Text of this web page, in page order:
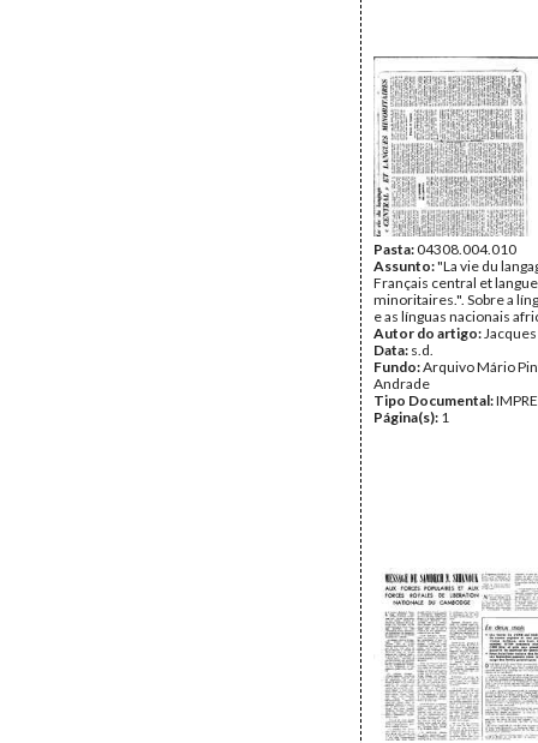
Pasta:04308.004.010
Assunto:"La vie du
Français central et
minoritaires.". Sobre a
e as línguas nacionais
Autor do artigo:
Data: s.d.
Fundo:Arquivo Mário
Andrade
Tipo Documental:
Página(s): 1